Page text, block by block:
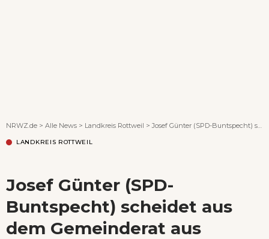
NRWZ.de > Alle News > Landkreis Rottweil >Josef Günter (SPD-Buntspecht) scheidet aus dem Gemeinderat aus
LANDKREIS ROTTWEIL
Josef Günter (SPD-
Buntspecht) scheidet aus
dem Gemeinderat aus